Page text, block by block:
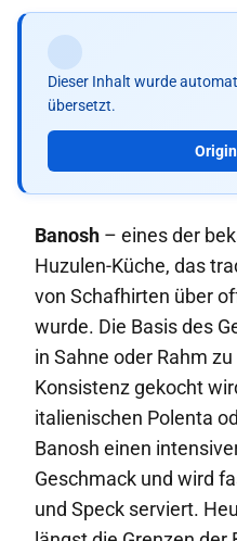
Dieser Inhalt wurde
übersetzt.
Banosh – eines der
Huzulen-Küche, das
von Schafhirten über
wurde. Die Basis des
in Sahne oder Rahm
Konsistenz gekocht
italienischen Polenta
Banosh einen
Geschmack und wird
und Speck serviert.